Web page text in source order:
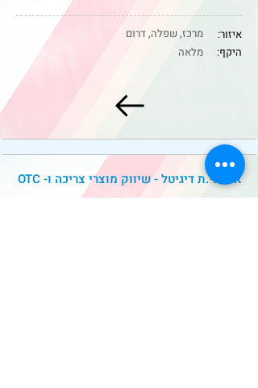
איזור:
מרכז, שפלה, דרום
היקף:
מלאה
אחראי.ת דיגיטל - שיווק מוצרי צריכה ו- OTC